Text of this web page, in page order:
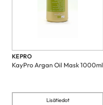
KEPRO
KayPro Argan Oil Mask 1000ml
Lisätiedot